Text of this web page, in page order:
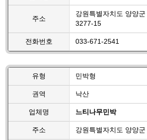
주소
강원특별자치도 양양
3277-15
전화번호 033-671-2541
유형 민박형
권역 낙산
업체명 느티나무민박
주소 강원특별자치도 양양